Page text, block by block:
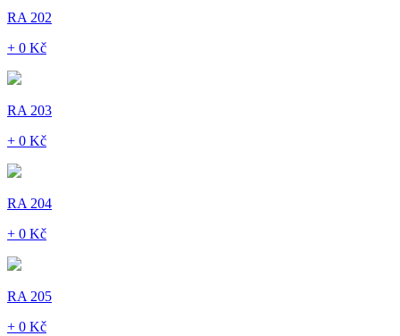
RA 202
+ 0 Kč
RA 203
+ 0 Kč
RA 204
+ 0 Kč
RA 205
+ 0 Kč